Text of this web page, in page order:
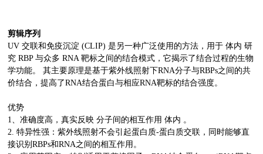
剪辑序列
UV 交联和免疫沉淀 (CLIP) 是另一种广泛使用的方法，用于 体内 研
究 RBP 与众多 RNA 靶标之间的结合模式，它揭示了结合过程的生物
学功能。 其主要原理是基于紫外线照射下RNA分子与RBPs之间的共
价结合，提高了RNA结合蛋白与相应RNA靶标的结合强度。
优势
1、准确度高，真实反映 分子间的相互作用 体内 。
2. 特异性强：紫外线照射不会引起蛋白质-蛋白质交联，同时能够直
接识别RBPs和RNA之间的相互作用。